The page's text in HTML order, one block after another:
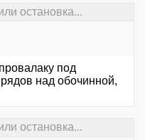
остановка...
под
над обочинной,
остановка...